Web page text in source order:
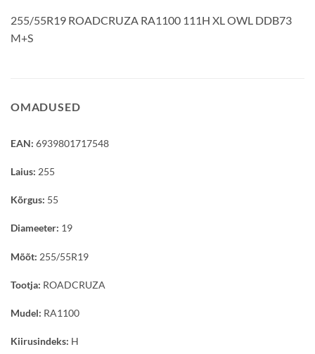
255/55R19 ROADCRUZA RA1100 111H XL OWL DDB73
M+S
OMADUSED
EAN: 6939801717548
Laius: 255
Kõrgus: 55
Diameeter: 19
Mõõt: 255/55R19
Tootja: ROADCRUZA
Mudel: RA1100
Kiirusindeks: H